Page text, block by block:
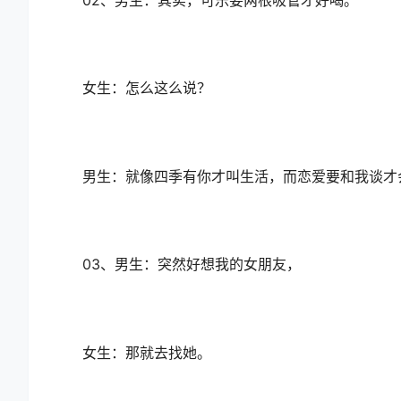
女生：怎么这么说？
男生：就像四季有你才叫生活，而恋爱要和我谈才
03、男生：突然好想我的女朋友，
女生：那就去找她。